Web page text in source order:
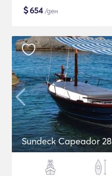
$654/ден
Sundeck Capeador 28